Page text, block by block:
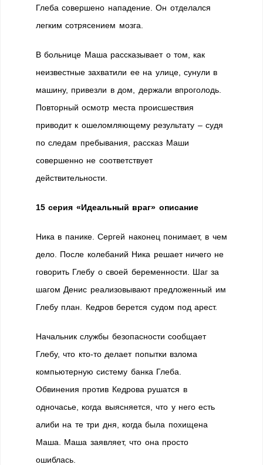
Глеба совершено нападение. Он отделался
легким сотрясением мозга.
В больнице Маша рассказывает о том, как
неизвестные захватили ее на улице, сунули в
машину, привезли в дом, держали впроголодь.
Повторный осмотр места происшествия
приводит к ошеломляющему результату – судя
по следам пребывания, рассказ Маши
совершенно не соответствует
действительности.
15 серия «Идеальный враг» описание
Ника в панике. Сергей наконец понимает, в чем
дело. После колебаний Ника решает ничего не
говорить Глебу о своей беременности. Шаг за
шагом Денис реализовывают предложенный им
Глебу план. Кедров берется судом под арест.
Начальник службы безопасности сообщает
Глебу, что кто-то делает попытки взлома
компьютерную систему банка Глеба.
Обвинения против Кедрова рушатся в
одночасье, когда выясняется, что у него есть
алиби на те три дня, когда была похищена
Маша. Маша заявляет, что она просто
ошиблась.